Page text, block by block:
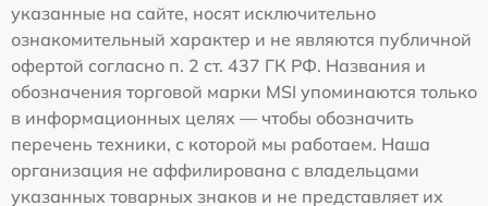
указанные на сайте, носят исключительно
ознакомительный характер и не являются публичной
офертой согласно п. 2 ст. 437 ГК РФ. Названия и
обозначения торговой марки MSI упоминаются только
в информационных целях — чтобы обозначить
перечень техники, с которой мы работаем. Наша
организация не аффилирована с владельцами
указанных товарных знаков и не представляет их